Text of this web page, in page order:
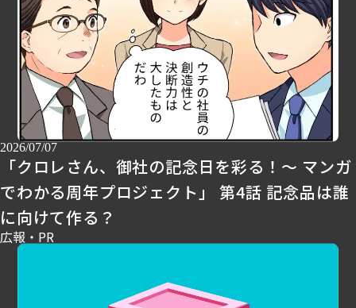
2026/07/07
「クロレさん、御社の記念日を彩る！～ マンガ
でわかる周年プロジェクト」 第4話 記念品は誰
に向けて作る？
広報・PR